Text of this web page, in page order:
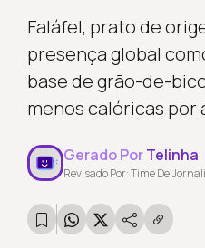
Faláfel, prato de
presença global
base de grão-de-
menos calóricas por
Gerado PorTelinha
Revisado Por: Time De